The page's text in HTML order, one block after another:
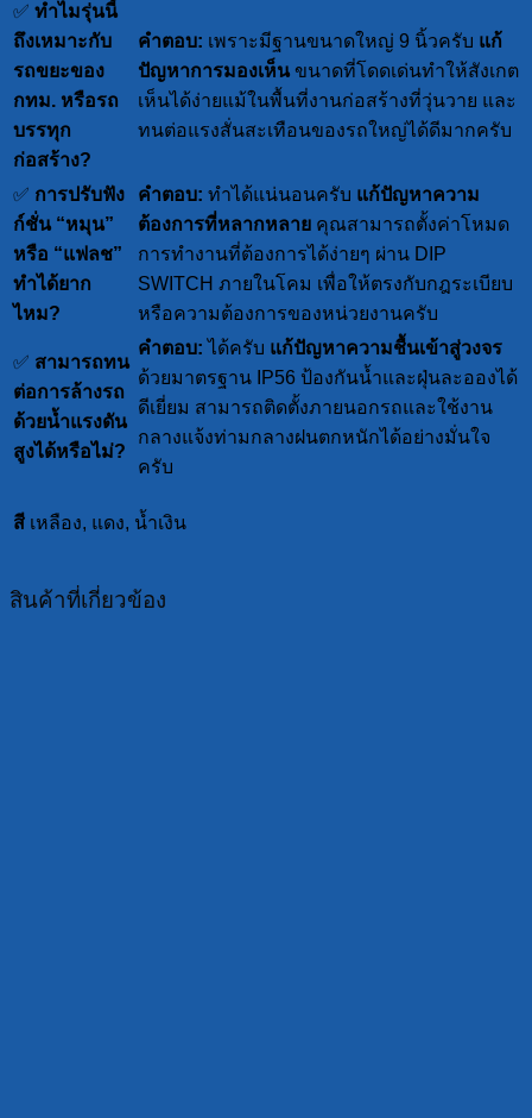
✅ ทำไมรุ่นนี้
ถึงเหมาะกับ
รถขยะของ
กทม. หรือรถ
บรรทุก
ก่อสร้าง?
คำตอบ: เพราะมีฐานขนาดใหญ่ 9 นิ้วครับ แก้
ปัญหาการมองเห็นขนาดที่โดดเด่นทำให้สังเกต
เห็นได้ง่ายแม้ในพื้นที่งานก่อสร้างที่วุ่นวาย และ
ทนต่อแรงสั่นสะเทือนของรถใหญ่ได้ดีมากครับ
✅ การปรับฟัง
ก์ชั่น “หมุน”
หรือ “แฟลช”
ทำได้ยาก
ไหม?
คำตอบ: ทำได้แน่นอนครับ แก้ปัญหาความ
ต้องการที่หลากหลาย คุณสามารถตั้งค่าโหมด
การทำงานที่ต้องการได้ง่ายๆ ผ่าน DIP
SWITCH ภายในโคม เพื่อให้ตรงกับกฎระเบียบ
หรือความต้องการของหน่วยงานครับ
✅ สามารถทน
ต่อการล้างรถ
ด้วยน้ำแรงดัน
สูงได้หรือไม่?
คำตอบ: ได้ครับ แก้ปัญหาความชื้นเข้าสู่วงจร
ด้วยมาตรฐาน IP56 ป้องกันน้ำและฝุ่นละอองได้
ดีเยี่ยม สามารถติดตั้งภายนอกรถและใช้งาน
กลางแจ้งท่ามกลางฝนตกหนักได้อย่างมั่นใจ
ครับ
สี เหลือง, แดง, น้ำเงิน
สินค้าที่เกี่ยวข้อง